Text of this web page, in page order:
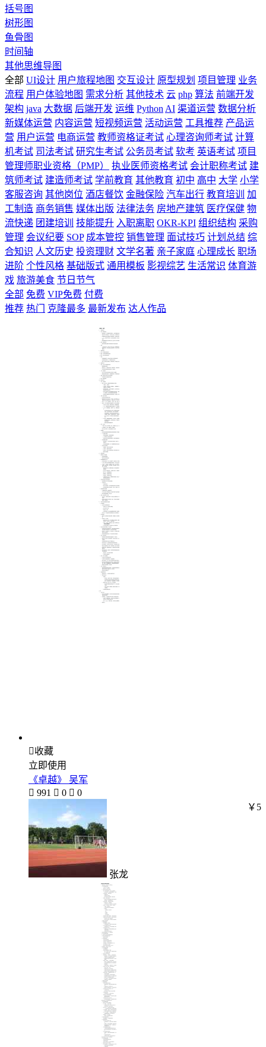
括号图
树形图
鱼骨图
时间轴
其他思维导图
全部 UI设计 用户旅程地图 交互设计 原型规划 项目管理 业务
流程 用户体验地图 需求分析 其他技术 云 php 算法 前端开发
架构 java 大数据 后端开发 运维 Python AI 渠道运营 数据分析
新媒体运营 内容运营 短视频运营 活动运营 工具推荐 产品运
营 用户运营 电商运营 教师资格证考试 心理咨询师考试 计算
机考试 司法考试 研究生考试 公务员考试 软考 英语考试 项目
管理师职业资格（PMP）
执业医师资格考试 会计职称考试 建
筑师考试 建造师考试 学前教育 其他教育 初中 高中 大学 小学
客服咨询 其他岗位 酒店餐饮 金融保险 汽车出行 教育培训
加
工制造 商务销售 媒体出版 法律法务 房地产建筑 医疗保健 物
流快递 团建培训 技能提升 入职离职 OKR-KPI 组织结构 采购
管理 会议纪要 SOP 成本管控 销售管理 面试技巧 计划总结 综
合知识 人文历史 投资理财 文学名著 亲子家庭 心理成长 职场
进阶 个性风格 基础版式 通用模板 影视综艺 生活常识 体育游
戏 旅游美食 节日节气
全部 免费 VIP免费 付费
推荐 热门 克隆最多 最新发布 达人作品
收藏
立即使用
《卓越》 吴军
 991  0  0
张龙
￥5